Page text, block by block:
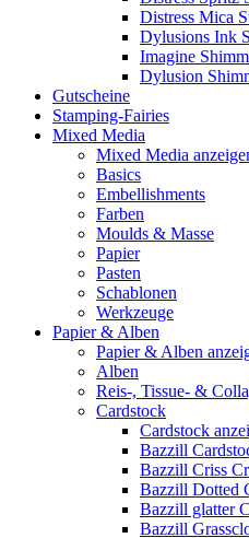
Distress Mica
Dylusions Ink
Imagine
Dylusion
Gutscheine
Stamping-Fairies
Mixed Media
Mixed Media
Basics
Embellishments
Farben
Moulds & Masse
Papier
Pasten
Schablonen
Werkzeuge
Papier & Alben
Papier & Alben
Alben
Reis-, Tissue- &
Cardstock
Cardstock
Bazzill
Bazzill Criss
Bazzill Dotted
Bazzill glatter
Bazzill